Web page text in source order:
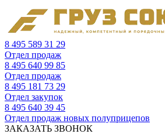
8 495 589 31 29
Отдел продаж
8 495 640 99 85
Отдел продаж
8 495 181 73 29
Отдел закупок
8 495 640 39 45
Отдел продаж новых полуприцепов
ЗАКАЗАТЬ ЗВОНОК